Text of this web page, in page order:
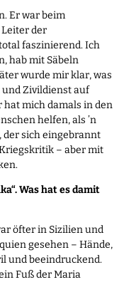
Er war beim
Leiter der
faszinierend. Ich
hab mit Säbeln
wurde mir klar, was
Zivildienst auf
mich damals in den
helfen, als ’n
der sich eingebrannt
– aber mit
Was hat es damit
öfter in Sizilien und
gesehen – Hände,
und beeindruckend.
Fuß der Maria